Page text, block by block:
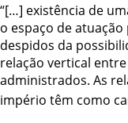
“[…] existência de
o espaço de
despidos da
relação vertical
administrados. As
império têm como